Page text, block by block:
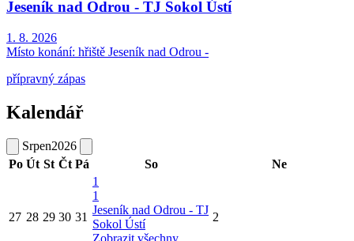
Jeseník nad Odrou - TJ Sokol Ústí
1. 8. 2026
Místo konání: hřiště Jeseník nad Odrou -
přípravný zápas
Kalendář
Srpen2026
Po Út St Čt Pá So Ne
27 28 29 30 31
1
1
Jeseník nad Odrou - TJ
Sokol Ústí
2